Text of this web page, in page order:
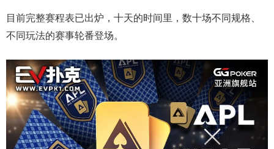
目前完整赛程表已出炉，十天的时间里，数十场不同规格、
不同玩法的赛事轮番登场。